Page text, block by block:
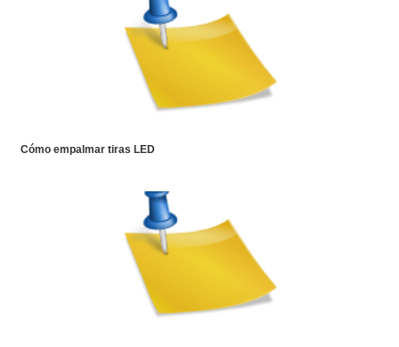
Cómo empalmar tiras LED